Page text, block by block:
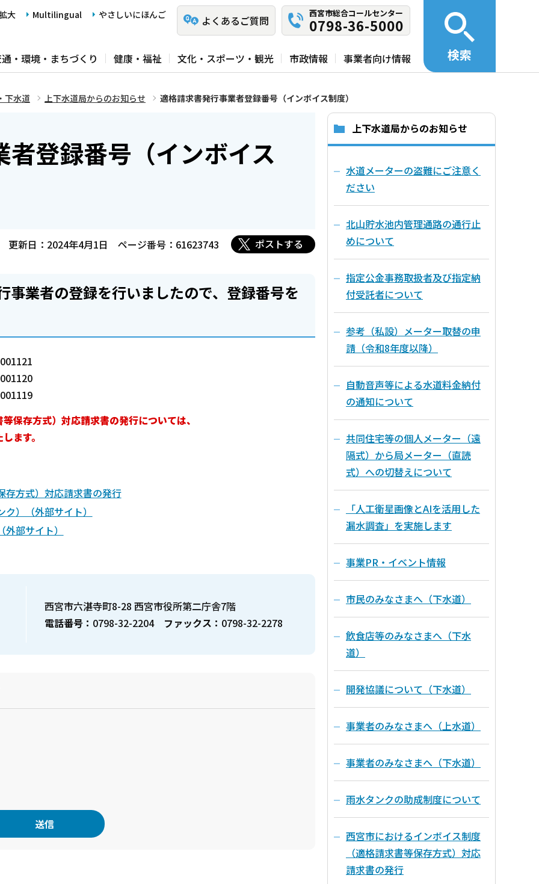
大 Multilingual やさしいにほんご よくあるご質問
西宮市総合コールセンター
0798-36-5000
・環境・まちづくり 健康・福祉 文化・スポーツ・観光 市政情報 事業者向け情報 検索
下水道 上下水道局からのお知らせ 適格請求書発行事業者登録番号（インボイス制度）
登録番号（インボイス
更新日：2024年4月1日 ページ番号：61623743 ポストする
事業者の登録を行いましたので、登録番号を
保存方式）対応請求書の発行については、
ます。
存方式）対応請求書の発行
）（外部サイト）
部サイト）
西宮市六湛寺町8-28 西宮市役所第二庁舎7階
電話番号： 0798-32-2204 ファックス： 0798-32-2278
上下水道局からのお知らせ
水道メーターの盗難にご注意く
ださい
北山貯水池内管理通路の通行止
めについて
指定公金事務取扱者及び指定納
付受託者について
参考（私設）メーター取替の申
請（令和8年度以降）
自動音声等による水道料金納付
の通知について
共同住宅等の個人メーター（遠
隔式）から局メーター（直読
式）への切替えについて
「人工衛星画像とAIを活用した
漏水調査」を実施します
事業PR・イベント情報
市民のみなさまへ（下水道）
飲食店等のみなさまへ（下水
道）
開発協議について（下水道）
事業者のみなさまへ（上水道）
事業者のみなさまへ（下水道）
雨水タンクの助成制度について
西宮市におけるインボイス制度
（適格請求書等保存方式）対応
請求書の発行